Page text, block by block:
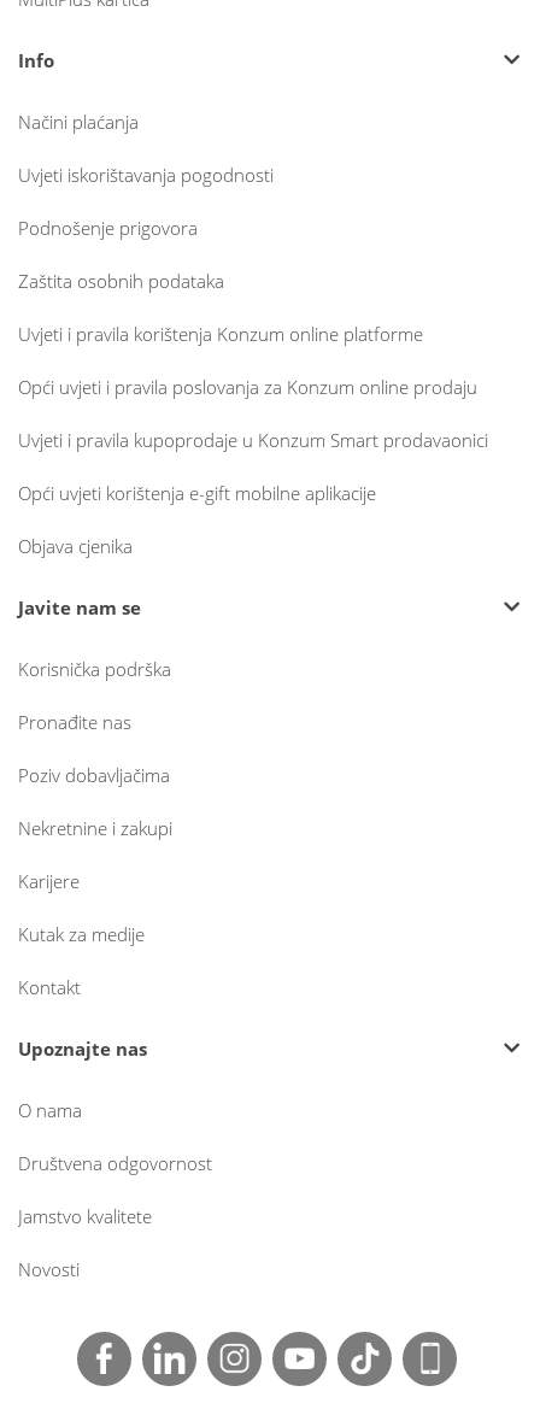
Info
Načini plaćanja
Uvjeti iskorištavanja pogodnosti
Podnošenje prigovora
Zaštita osobnih podataka
Uvjeti i pravila korištenja Konzum online platforme
Opći uvjeti i pravila poslovanja za Konzum online prodaju
Uvjeti i pravila kupoprodaje u Konzum Smart prodavaonici
Opći uvjeti korištenja e-gift mobilne aplikacije
Objava cjenika
Javite nam se
Korisnička podrška
Pronađite nas
Poziv dobavljačima
Nekretnine i zakupi
Karijere
Kutak za medije
Kontakt
Upoznajte nas
O nama
Društvena odgovornost
Jamstvo kvalitete
Novosti